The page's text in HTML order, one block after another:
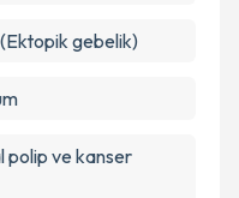
gebelik)
polip ve kanser